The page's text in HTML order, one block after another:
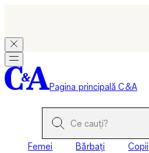
Pagina principală C&A
Femei Bărbați Copii